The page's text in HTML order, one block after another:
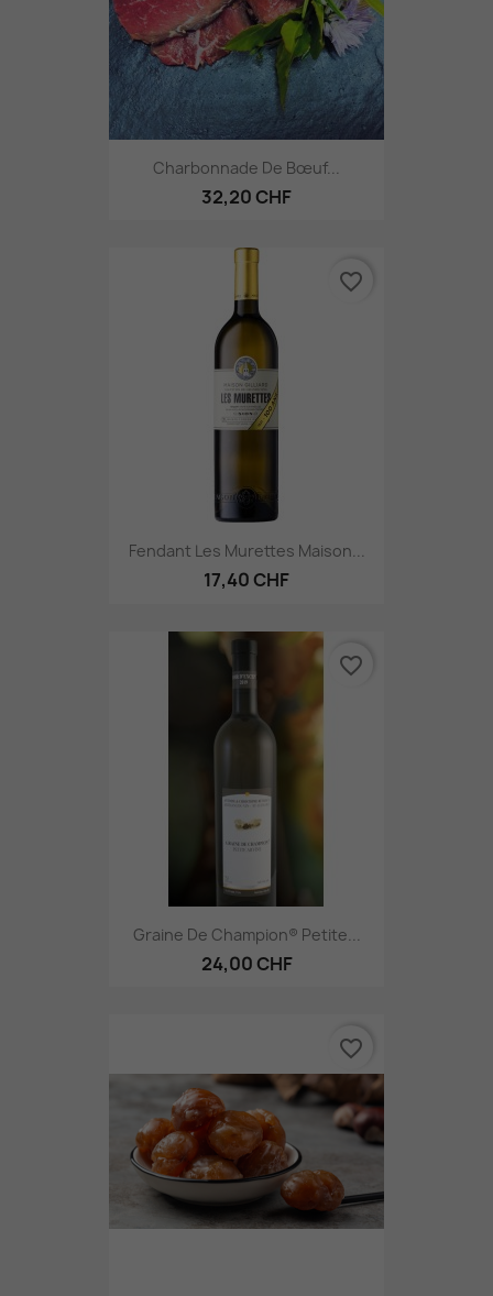
Charbonnade De Bœuf...
32,20 CHF
Fendant Les Murettes Maison...
17,40 CHF
favorite_border
Graine De Champion® Petite...
24,00 CHF
favorite_border
favorite_border